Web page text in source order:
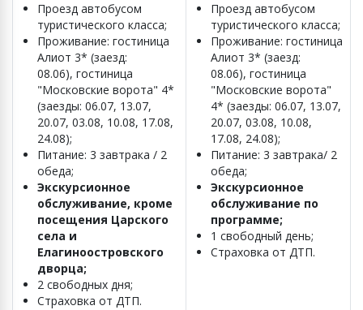
Проезд автобусом
туристического класса;
Проживание: гостиница
Алиот 3* (заезд:
08.06), гостиница
"Московские ворота" 4*
(заезды: 06.07, 13.07,
20.07, 03.08, 10.08, 17.08,
24.08);
Питание: 3 завтрака / 2
обеда;
Экскурсионное
обслуживание, кроме
посещения Царского
села и
Елагиноостровского
дворца;
2 свободных дня;
Страховка от ДТП.
Проезд автобусом
туристического класса;
Проживание: гостиница
Алиот 3* (заезд:
08.06), гостиница
"Московские ворота"
4* (заезды: 06.07, 13.07,
20.07, 03.08, 10.08,
17.08, 24.08);
Питание: 3 завтрака/ 2
обеда;
Экскурсионное
обслуживание по
программе;
1 свободный день;
Страховка от ДТП.